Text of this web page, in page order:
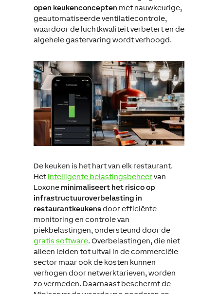
open keukenconcepten met nauwkeurige,
geautomatiseerde ventilatiecontrole,
waardoor de luchtkwaliteit verbetert en de
algehele gastervaring wordt verhoogd.
De keuken is het hart van elk restaurant.
Het intelligente belastingsbeheervan
Loxone minimaliseert het risico op
infrastructuuroverbelasting in
restaurantkeukensdoor efficiënte
monitoring en controle van
piekbelastingen, ondersteund door de
gratis software. Overbelastingen, die niet
alleen leiden tot uitval in de commerciële
sector maar ook de kosten kunnen
verhogen door netwerktarieven, worden
zo vermeden. Daarnaast beschermt de